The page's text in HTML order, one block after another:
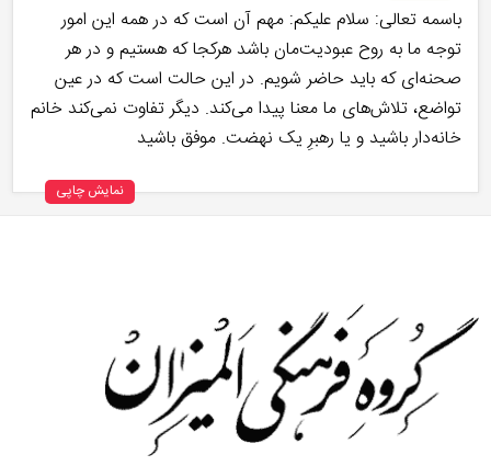
باسمه تعالی: سلام علیکم: مهم آن است که در همه این امور
توجه ما به روح عبودیت‌مان باشد هرکجا که هستیم و در هر
صحنه‌ای که باید حاضر شویم. در این حالت است که در عین
تواضع، تلاش‌های ما معنا پیدا می‌کند. دیگر تفاوت نمی‌کند خانم
خانه‌دار باشید و یا رهبرِ یک نهضت. موفق باشید
نمایش چاپی